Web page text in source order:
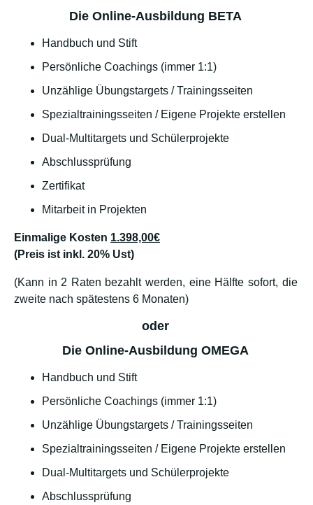
Die Online-Ausbildung BETA
Handbuch und Stift
Persönliche Coachings (immer 1:1)
Unzählige Übungstargets / Trainingsseiten
Spezialtrainingsseiten / Eigene Projekte erstellen
Dual-Multitargets und Schülerprojekte
Abschlussprüfung
Zertifikat
Mitarbeit in Projekten
Einmalige Kosten 1.398,00€
(Preis ist inkl. 20% Ust)
(Kann in 2 Raten bezahlt werden, eine Hälfte sofort, die
zweite nach spätestens 6 Monaten)
oder
Die Online-Ausbildung OMEGA
Handbuch und Stift
Persönliche Coachings (immer 1:1)
Unzählige Übungstargets / Trainingsseiten
Spezialtrainingsseiten / Eigene Projekte erstellen
Dual-Multitargets und Schülerprojekte
Abschlussprüfung